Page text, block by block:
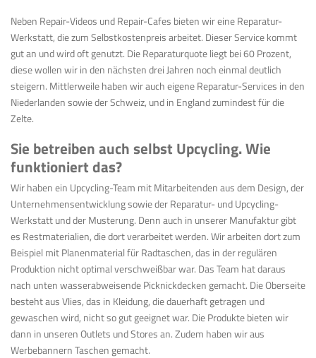
Neben Repair-Videos und Repair-Cafes bieten wir eineReparatur-
Werkstatt, die zum Selbstkostenpreis arbeitet. Dieser Service kommt
gut an und wirdoft genutzt. Die Reparaturquote liegt bei 60 Prozent,
diese wollen wir in den nächsten drei Jahren noch einmal deutlich
steigern. Mittlerweile haben wir auch eigene Reparatur-Services in den
Niederlanden sowie der Schweiz, und in England zumindest für die
Zelte.
Sie betreiben auch selbst Upcycling. Wie
funktioniert das?
Wir haben ein Upcycling-Team mit Mitarbeitenden aus dem Design, der
Unternehmensentwicklung sowie der Reparatur- und Upcycling-
Werkstatt und der Musterung. Denn auch in unserer Manufaktur gibt
es Restmaterialien, die dort verarbeitet werden. Wir arbeiten dort zum
Beispiel mitPlanenmaterial für Radtaschen, das in der regulären
Produktion nicht optimal verschweißbar war. Das Team hat daraus
nach unten wasserabweisende Picknickdecken gemacht. Die Oberseite
besteht aus Vlies, das in Kleidung, die dauerhaft getragen und
gewaschen wird, nicht so gut geeignetwar. Die Produkte bieten wir
dann in unseren Outlets und Stores an. Zudem haben wir aus
Werbebannern Taschen gemacht.